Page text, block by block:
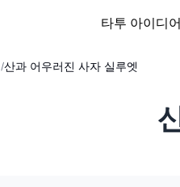
타투 아이디
/산과 어우러진 사자 실루엣